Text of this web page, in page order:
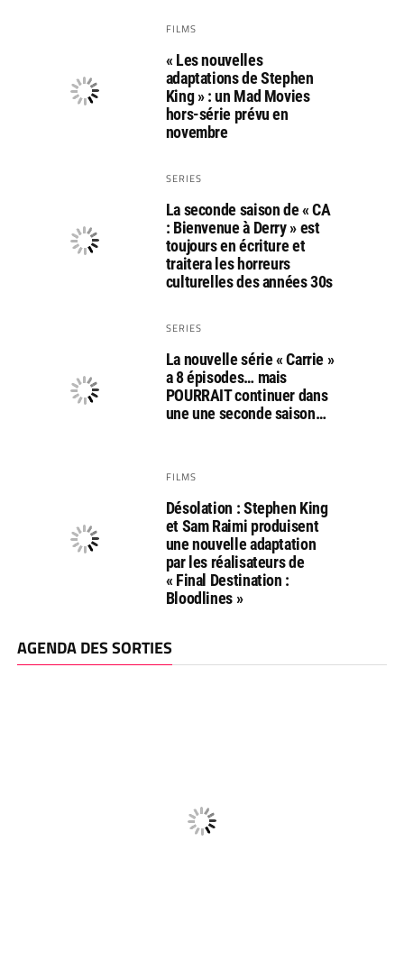
FILMS
« Les nouvelles
adaptations de Stephen
King » : un Mad Movies
hors-série prévu en
novembre
SERIES
La seconde saison de « CA
: Bienvenue à Derry » est
toujours en écriture et
traitera les horreurs
culturelles des années 30s
SERIES
La nouvelle série « Carrie »
a 8 épisodes… mais
POURRAIT continuer dans
une une seconde saison…
FILMS
Désolation : Stephen King
et Sam Raimi produisent
une nouvelle adaptation
par les réalisateurs de
« Final Destination :
Bloodlines »
AGENDA DES SORTIES